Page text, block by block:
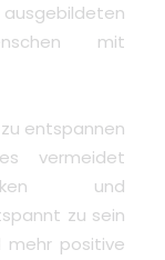
mit
entspannen
vermeidet
und
zu sein
mehr positive